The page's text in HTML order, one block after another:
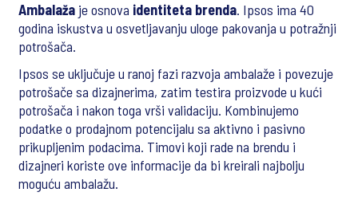
Ambalaža je osnova identiteta brenda. Ipsos ima 40
godina iskustva u osvetljavanju uloge pakovanja u potražnji
potrošača.
Ipsos se uključuje u ranoj fazi razvoja ambalaže i povezuje
potrošače sa dizajnerima, zatim testira proizvode u kući
potrošača i nakon toga vrši validaciju. Kombinujemo
podatke o prodajnom potencijalu sa aktivno i pasivno
prikupljenim podacima. Timovi koji rade na brendu i
dizajneri koriste ove informacije da bi kreirali najbolju
moguću ambalažu.